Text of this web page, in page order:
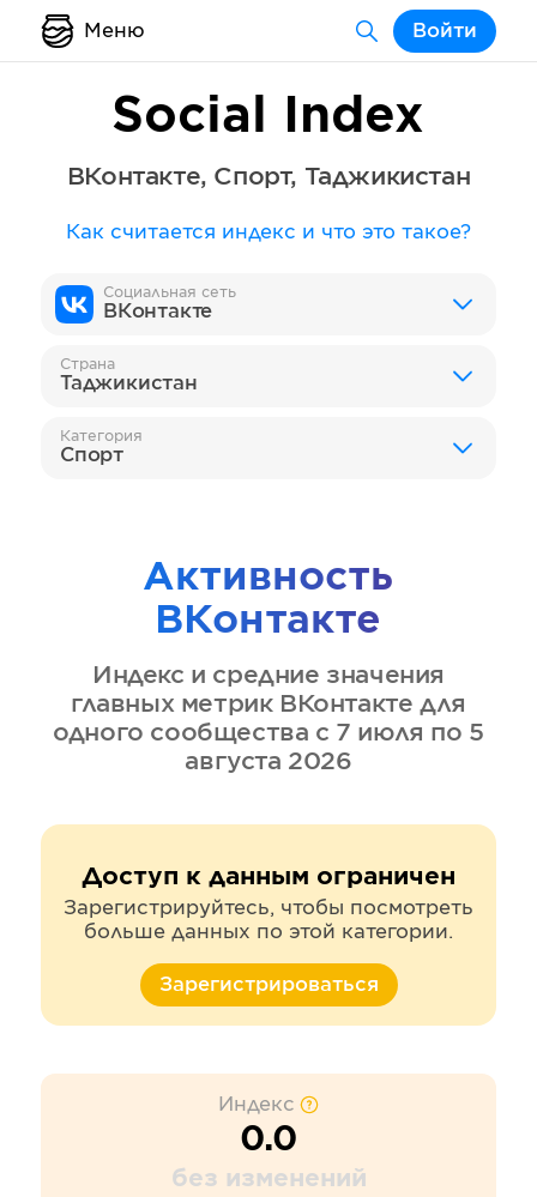
Меню Войти
Social Index
ВКонтакте, Спорт, Таджикистан
Как считается индекс и что это такое?
Социальная сеть
ВКонтакте
Страна
Таджикистан
Категория
Спорт
Активность
ВКонтакте
Индекс и средние значения
главных метрик ВКонтакте для
одного сообщества с 7 июля по 5
августа 2026
Доступ к данным ограничен
Зарегистрируйтесь, чтобы посмотреть
больше данных по этой категории.
Зарегистрироваться
Индекс
0.0
без изменений